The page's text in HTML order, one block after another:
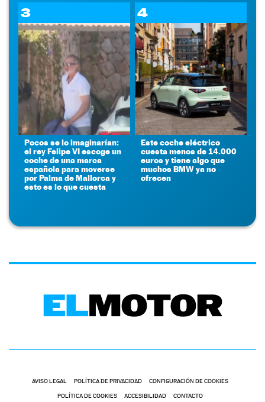
3
Pocos se lo imaginarían:
el rey Felipe VI escoge un
coche de una marca
española para moverse
por Palma de Mallorca y
esto es lo que cuesta
4
Este coche eléctrico
cuesta menos de 14.000
euros y tiene algo que
muchos BMW ya no
ofrecen
AVISO LEGAL POLÍTICA DE PRIVACIDAD CONFIGURACIÓN DE COOKIES
POLÍTICA DE COOKIES ACCESIBILIDAD CONTACTO